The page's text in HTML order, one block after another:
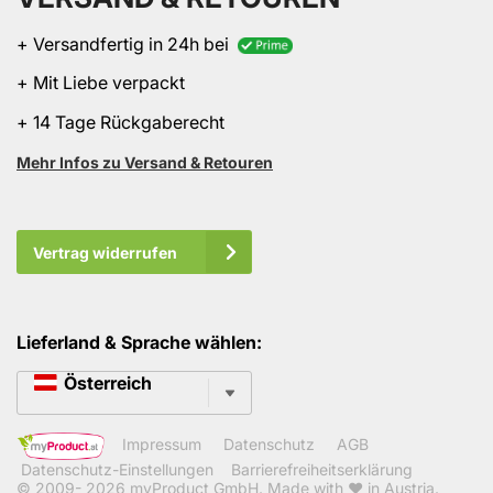
+ Versandfertig in 24h bei
+ Mit Liebe verpackt
+ 14 Tage Rückgaberecht
Mehr Infos zu Versand & Retouren
Vertrag widerrufen
Lieferland & Sprache wählen:
SpracheÖsterreich
Impressum Datenschutz
AGB
Datenschutz-Einstellungen
Barrierefreiheitserklärung
© 2009- 2026 myProduct GmbH. Made with ❤ in Austria.